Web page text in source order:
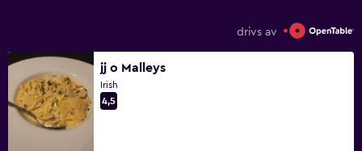
drivs av
jj o Malleys
Irish
4,5